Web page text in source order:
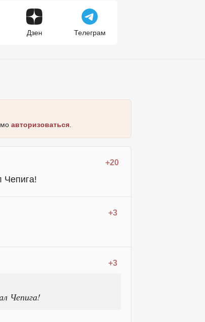
Дзен Телеграм
авторизоваться
+20
Чепига!
+3
+3
Чепига!